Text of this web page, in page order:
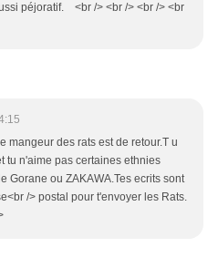
péjoratif. <br /> <br /> <br /> <br
mangeur des rats est de retour.T u
tu n'aime pas certaines ethnies
Gorane ou ZAKAWA.Tes ecrits sont
/> postal pour t'envoyer les Rats.